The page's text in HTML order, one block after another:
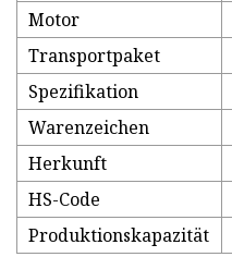
Motor
Transportpaket
Spezifikation
Warenzeichen
Herkunft
HS-Code
Produktionskapazität